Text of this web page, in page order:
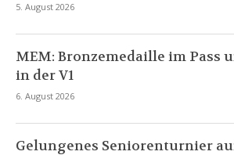
5. August 2026
MEM: Bronzemedaille im Pass
in der V1
6. August 2026
Gelungenes Seniorenturnier